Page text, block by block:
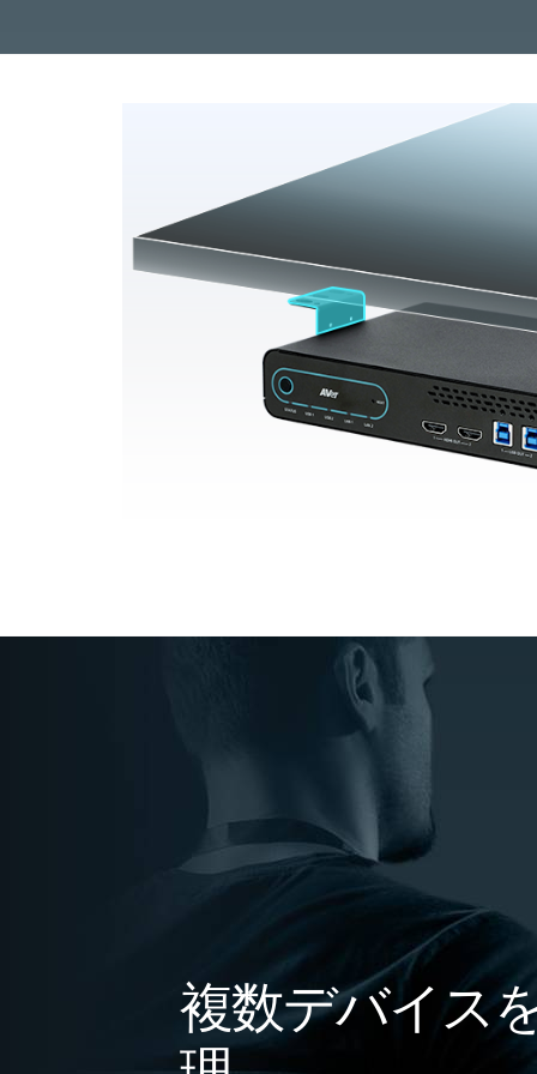
複数デバイス